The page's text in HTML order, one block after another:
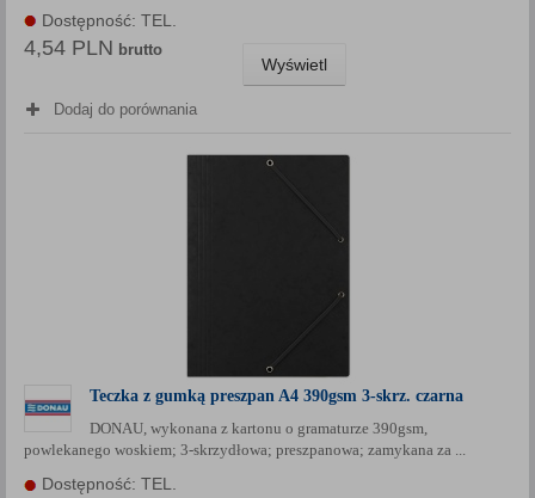
Dostępność: TEL.
4,54 PLN brutto
Wyświetl
Dodaj do porównania
Teczka z gumką preszpan A4 390gsm 3-skrz. czarna
DONAU, wykonana z kartonu o gramaturze 390gsm,
powlekanego woskiem; 3-skrzydłowa; preszpanowa; zamykana za ...
Dostępność: TEL.